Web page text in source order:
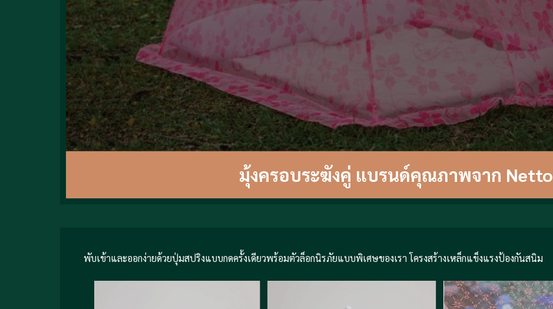
มุ้งครอบระฆังคู่ แบรนด์คุณภาพจาก Netto
พับเข้าและออกง่ายด้วยปุ่มสปริงแบบกดครั้งเดียวพร้อมตัวล็อกนิรภัยแบบพิเศษของเรา โครงสร้างเหล็กแข็งแรงป้องกันสนิม